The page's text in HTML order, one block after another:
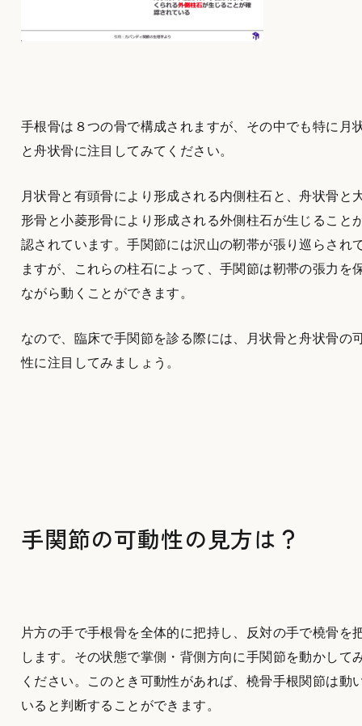
手根骨は８つの骨で構成されますが、その中でも特に月
と舟状骨に注目してみてください。
月状骨と有頭骨により形成される内側柱石と、舟状骨と
形骨と小菱形骨により形成される外側柱石が生じること
認されています。手関節には沢山の靭帯が張り巡らされ
ますが、これらの柱石によって、手関節は靭帯の張力を
ながら動くことができます。
なので、臨床で手関節を診る際には、月状骨と舟状骨の
性に注目してみましょう。
手関節の可動性の見方は？
片方の手で手根骨を全体的に把持し、反対の手で橈骨を
します。その状態で掌側・背側方向に手関節を動かして
ください。このとき可動性があれば、橈骨手根関節は動
いると判断することができます。